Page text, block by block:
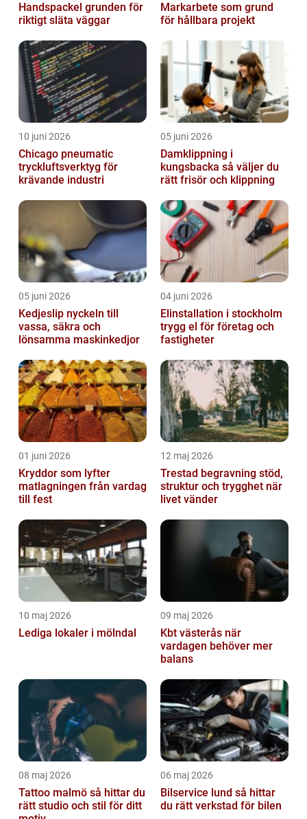
Handspackel grunden för
riktigt släta väggar
Markarbete som grund
för hållbara projekt
10 juni 2026
Chicago pneumatic
tryckluftsverktyg för
krävande industri
05 juni 2026
Damklippning i
kungsbacka så väljer du
rätt frisör och klippning
05 juni 2026
Kedjeslip nyckeln till
vassa, säkra och
lönsamma maskinkedjor
04 juni 2026
Elinstallation i stockholm
trygg el för företag och
fastigheter
01 juni 2026
Kryddor som lyfter
matlagningen från vardag
till fest
12 maj 2026
Trestad begravning stöd,
struktur och trygghet när
livet vänder
10 maj 2026
Lediga lokaler i mölndal
09 maj 2026
Kbt västerås när
vardagen behöver mer
balans
08 maj 2026
Tattoo malmö så hittar du
rätt studio och stil för ditt
06 maj 2026
Bilservice lund så hittar
du rätt verkstad för bilen